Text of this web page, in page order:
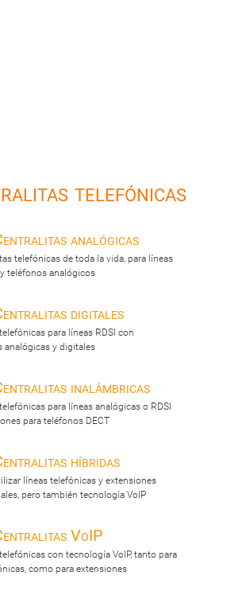
telefónicas
analógicas
telefónicas de toda la vida, para líneas
teléfonos analógicos
digitales
para líneas RDSI con
analógicas y digitales
inalámbricas
para líneas analógicas o RDSI
para teléfonos DECT
híbridas
líneas telefónicas y extensiones
pero también tecnología VoIP
VoIP
con tecnología VoIP, tanto para
como para extensiones